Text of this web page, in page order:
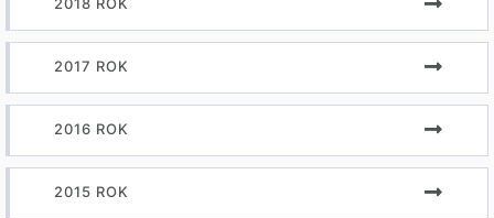
2017 ROK
2016 ROK
2015 ROK